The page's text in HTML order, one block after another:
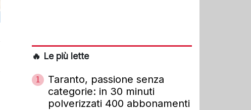
🔥 Le più lette
1
Taranto, passione senza
categorie: in 30 minuti
polverizzati 400 abbonamenti